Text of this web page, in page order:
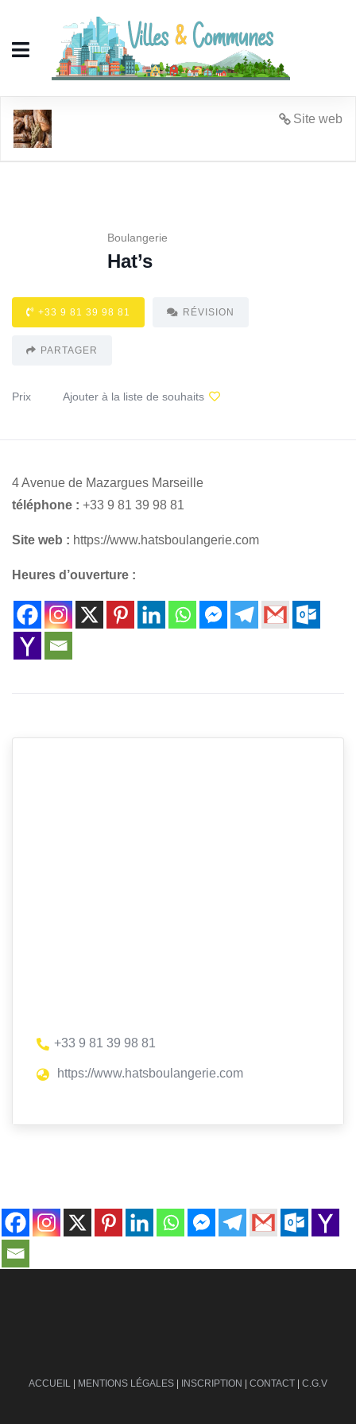
Site web
Boulangerie
Hat’s
+33 9 81 39 98 81 RÉVISION
PARTAGER
Prix Ajouter à la liste de souhaits
4 Avenue de Mazargues Marseille
téléphone : +33 9 81 39 98 81
Site web : https://www.hatsboulangerie.com
Heures d’ouverture :
+33 9 81 39 98 81
https://www.hatsboulangerie.com
ACCUEIL | MENTIONS LÉGALES | INSCRIPTION | CONTACT | C.G.V